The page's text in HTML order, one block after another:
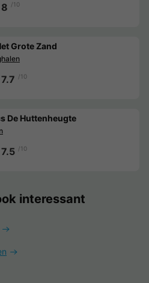
8 /10
Grote Zand
7.7 /10
De Huttenheugte
7.5 /10
interessant